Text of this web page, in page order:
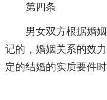
第四条
男女双方根据婚姻
记的，婚姻关系的效
定的结婚的实质要件时